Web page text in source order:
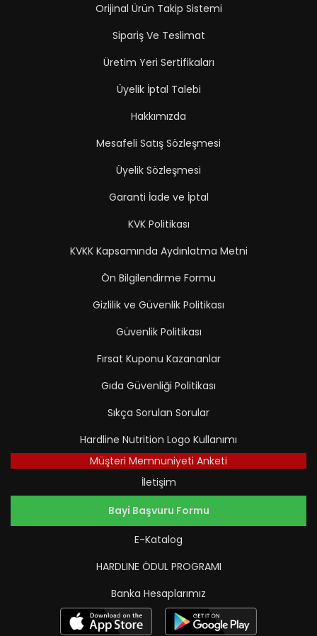
Orijinal Ürün Takip Sistemi
Sipariş Ve Teslimat
Üretim Yeri Sertifikaları
Üyelik İptal Talebi
Hakkımızda
Mesafeli Satış Sözleşmesi
Üyelik Sözleşmesi
Garanti İade ve İptal
KVK Politikası
KVKK Kapsamında Aydınlatma Metni
Ön Bilgilendirme Formu
Gizlilik ve Güvenlik Politikası
Güvenlik Politikası
Fırsat Kuponu Kazananlar
Gıda Güvenliği Politikası
Sıkça Sorulan Sorular
Hardline Nutrition Logo Kullanımı
Müşteri Memnuniyeti Anketi
İletişim
Bayi Başvuru Formu
E-Katalog
HARDLINE ÖDUL PROGRAMI
Banka Hesaplarımız